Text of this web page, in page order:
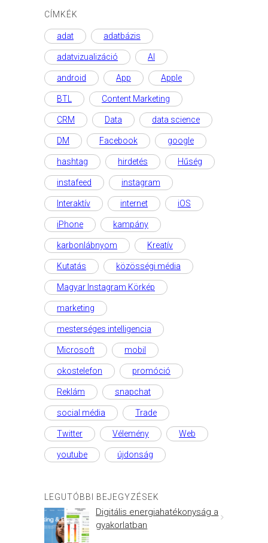
CÍMKÉK
adat adatbázis
adatvizualizáció AI
android App Apple
BTL Content Marketing
CRM Data data science
DM Facebook google
hashtag hirdetés Hűség
instafeed instagram
Interaktív internet iOS
iPhone kampány
karbonlábnyom Kreatív
Kutatás közösségi média
Magyar Instagram Körkép
marketing
mesterséges intelligencia
Microsoft mobil
okostelefon promóció
Reklám snapchat
social média Trade
Twitter Vélemény Web
youtube újdonság
LEGUTÓBBI BEJEGYZÉSEK
Digitális energiahatékonyság a
gyakorlatban